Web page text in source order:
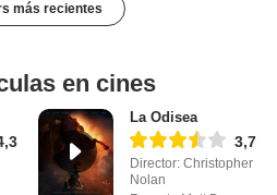
más recientes
en cines
La Odisea
3,7
Director: Christopher
Nolan